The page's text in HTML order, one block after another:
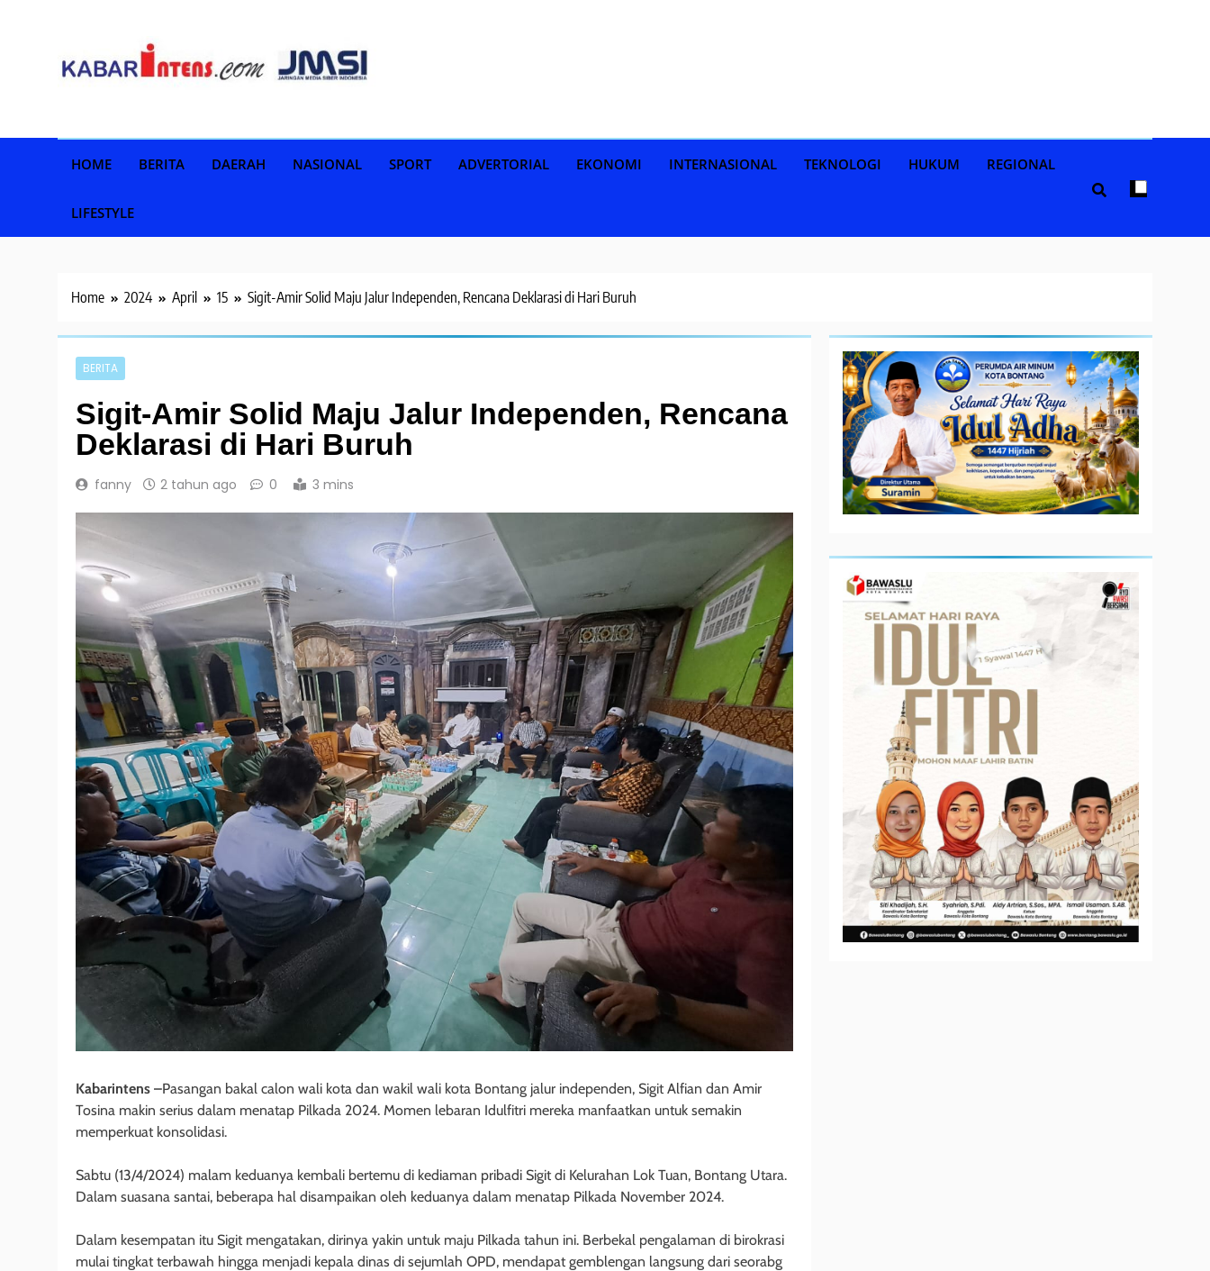
HOME BERITA DAERAH NASIONAL SPORT ADVERTORIAL EKONOMI INTERNASIONAL TEKNOLOGI HUKUM REGIONAL
LIFESTYLE
Home 2024 April 15 Sigit-Amir Solid Maju Jalur Independen, Rencana Deklarasi di Hari Buruh
BERITA
Sigit-Amir Solid Maju Jalur Independen, Rencana
Deklarasi di Hari Buruh
fanny 2 tahun ago 0 3 mins
Kabarintens –Pasangan bakal calon wali kota dan wakil wali kota Bontang jalur independen, Sigit Alfian dan Amir
Tosina makin serius dalam menatap Pilkada 2024. Momen lebaran Idulfitri mereka manfaatkan untuk semakin
memperkuat konsolidasi.
Sabtu (13/4/2024) malam keduanya kembali bertemu di kediaman pribadi Sigit di Kelurahan Lok Tuan, Bontang Utara.
Dalam suasana santai, beberapa hal disampaikan oleh keduanya dalam menatap Pilkada November 2024.
Dalam kesempatan itu Sigit mengatakan, dirinya yakin untuk maju Pilkada tahun ini. Berbekal pengalaman di birokrasi
mulai tingkat terbawah hingga menjadi kepala dinas di sejumlah OPD, mendapat gemblengan langsung dari seorabg